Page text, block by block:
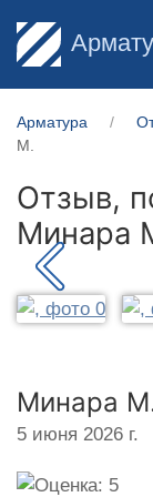
Арматура
М.
Отзыв,
Минара
Минара
5 июня 2026 г.